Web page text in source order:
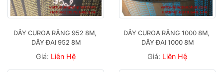
DÂY CUROA RĂNG 952 8M,
DÂY ĐAI 952 8M
Giá: Liên Hệ
DÂY CUROA RĂNG 1000 8M,
DÂY ĐAI 1000 8M
Giá: Liên Hệ